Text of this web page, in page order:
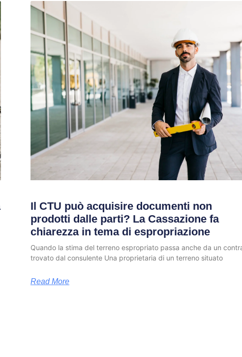
Il CTU può acquisire documenti non
prodotti dalle parti? La Cassazione fa
chiarezza in tema di espropriazione
Quando la stima del terreno espropriato passa anche da un
trovato dal consulente Una proprietaria di un terreno situato
Read More